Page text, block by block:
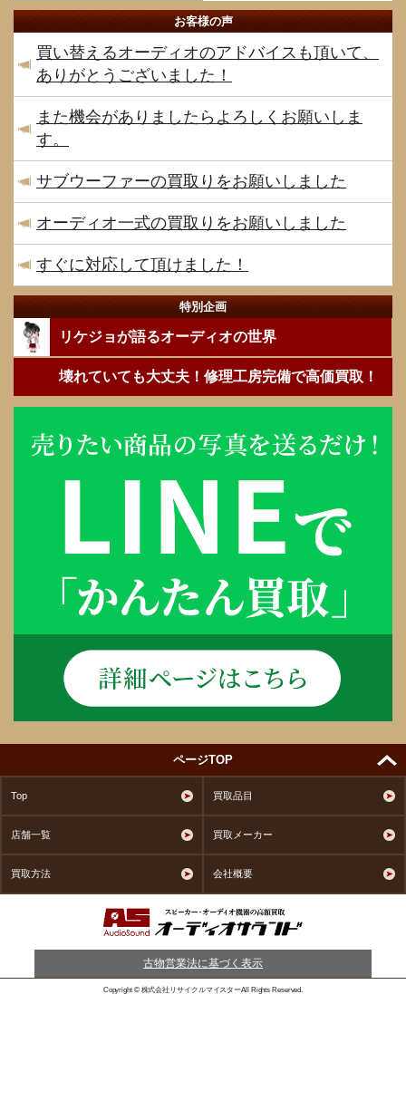
お客様の声
買い替えるオーディオのアドバイスも頂いて、
ありがとうございました！
また機会がありましたらよろしくお願いしま
す。
サブウーファーの買取りをお願いしました
オーディオ一式の買取りをお願いしました
すぐに対応して頂けました！
特別企画
リケジョが語るオーディオの世界
壊れていても大丈夫！修理工房完備で高価買取！
ページTOP
Top 買取品目
店舗一覧 買取メーカー
買取方法 会社概要
古物営業法に基づく表示
Copyright © 株式会社リサイクルマイスターAll Rights Reserved.